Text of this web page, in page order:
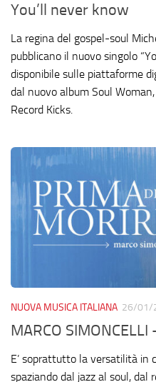
You’ll never know
La regina del gospel-soul
pubblicano il nuovo singolo
disponibile sulle piattaforme
dal nuovo album Soul
Record Kicks.
NUOVA MUSICA ITALIANA 26/01/
MARCO
E’ soprattutto la versatilità in
spaziando dal jazz al soul, dal